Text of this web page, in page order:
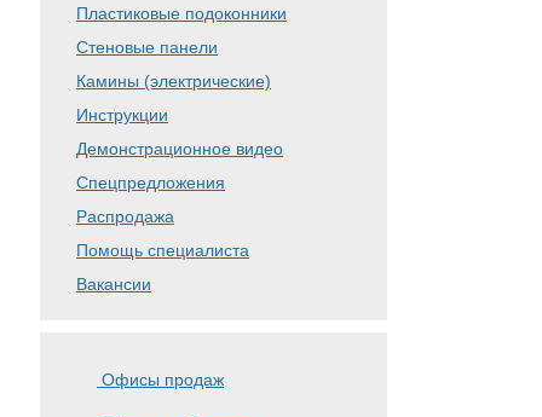
Пластиковые подоконники
Стеновые панели
Камины (электрические)
Инструкции
Демонстрационное видео
Спецпредложения
Распродажа
Помощь специалиста
Вакансии
Офисы продаж